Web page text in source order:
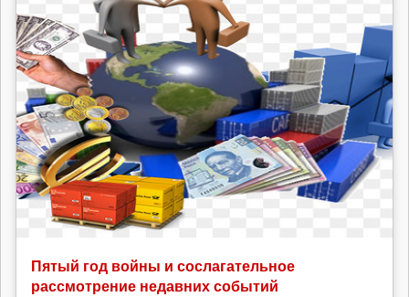
Пятый год войны и сослагательное
рассмотрение недавних событий